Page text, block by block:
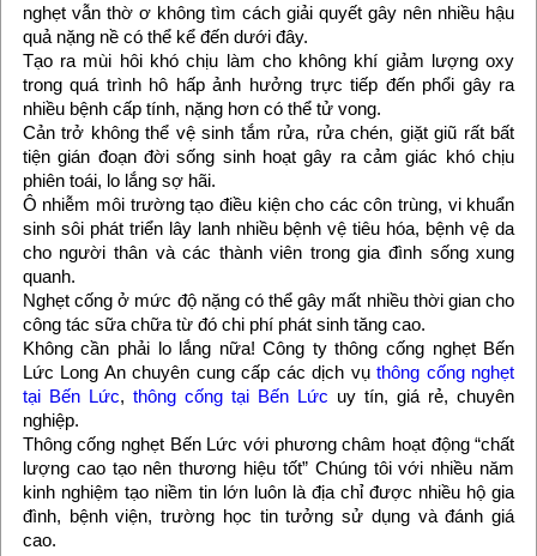
nghẹt vẫn thờ ơ không tìm cách giải quyết gây nên nhiều hậu
quả nặng nề có thể kể đến dưới đây.
Tạo ra mùi hôi khó chịu làm cho không khí giảm lượng oxy
trong quá trình hô hấp ảnh hưởng trực tiếp đến phổi gây ra
nhiều bệnh cấp tính, nặng hơn có thể tử vong.
Cản trở không thể vệ sinh tắm rửa, rửa chén, giặt giũ rất bất
tiện gián đoạn đời sống sinh hoạt gây ra cảm giác khó chịu
phiên toái, lo lắng sợ hãi.
Ô nhiễm môi trường tạo điều kiện cho các côn trùng, vi khuẩn
sinh sôi phát triển lây lanh nhiều bệnh vệ tiêu hóa, bệnh vệ da
cho người thân và các thành viên trong gia đình sống xung
quanh.
Nghẹt cống ở mức độ nặng có thể gây mất nhiều thời gian cho
công tác sữa chữa từ đó chi phí phát sinh tăng cao.
Không cần phải lo lắng nữa! Công ty thông cống nghẹt Bến
Lức Long An chuyên cung cấp các dịch vụthông cống nghẹt
tại Bến Lức, thông cống tại Bến Lức uy tín, giá rẻ, chuyên
nghiệp.
Thông cống nghẹt Bến Lức với phương châm hoạt động “chất
lượng cao tạo nên thương hiệu tốt” Chúng tôi với nhiều năm
kinh nghiệm tạo niềm tin lớn luôn là địa chỉ được nhiều hộ gia
đình, bệnh viện, trường học tin tưởng sử dụng và đánh giá
cao.